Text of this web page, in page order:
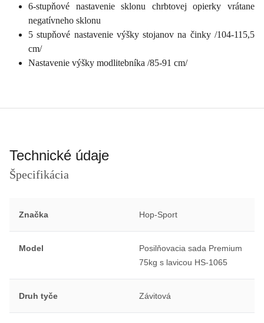
6-stupňové nastavenie sklonu chrbtovej opierky vrátane
negatívneho sklonu
5 stupňové nastavenie výšky stojanov na činky /104-115,5
cm/
Nastavenie výšky modlitebníka /85-91 cm/
Technické údaje
Špecifikácia
Značka Hop-Sport
Model
Posilňovacia sada Premium
75kg s lavicou HS-1065
Druh tyče Závitová